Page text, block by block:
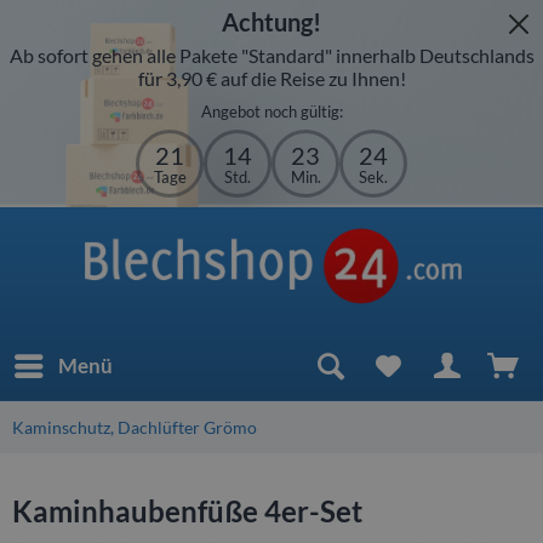
Achtung!
Ab sofort gehen alle Pakete "Standard" innerhalb Deutschlands
für 3,90 € auf die Reise zu Ihnen!
Angebot noch gültig:
21
Tage
14
Std.
23
Min.
24
Sek.
Menü
Kaminschutz, Dachlüfter Grömo
Kaminhaubenfüße 4er-Set